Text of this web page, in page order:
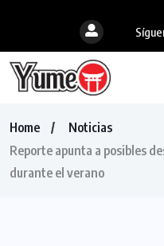
Home
Noticias
Reporte apunta a posibles
durante el verano